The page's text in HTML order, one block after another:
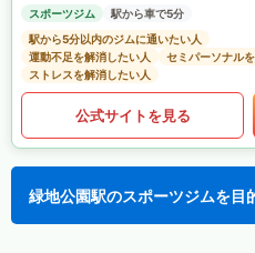
スポーツジム
駅から車で5分
駅から5分以内のジムに通いたい人
運動不足を解消したい人
セミパーソナル
ストレスを解消したい人
公式サイトを見る
緑地公園駅のスポーツジムを目